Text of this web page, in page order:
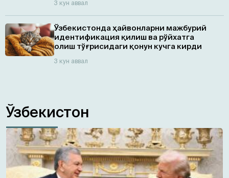
3 кун аввал
Ўзбекистонда ҳайвонларни мажбурий
идентификация қилиш ва рўйхатга
олиш тўғрисидаги қонун кучга кирди
3 кун аввал
Ўзбекистон